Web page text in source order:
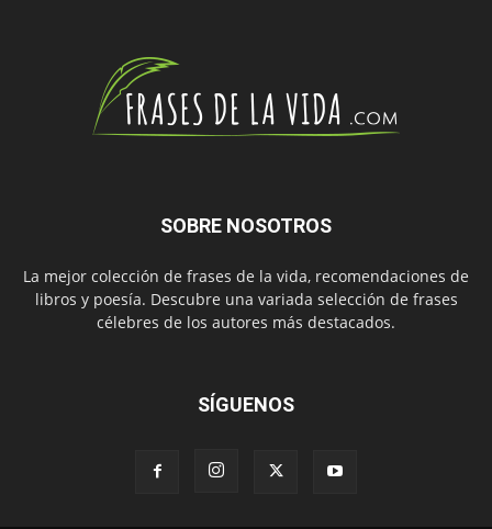
SOBRE NOSOTROS
La mejor colección de frases de la vida, recomendaciones de
libros y poesía. Descubre una variada selección de frases
célebres de los autores más destacados.
SÍGUENOS